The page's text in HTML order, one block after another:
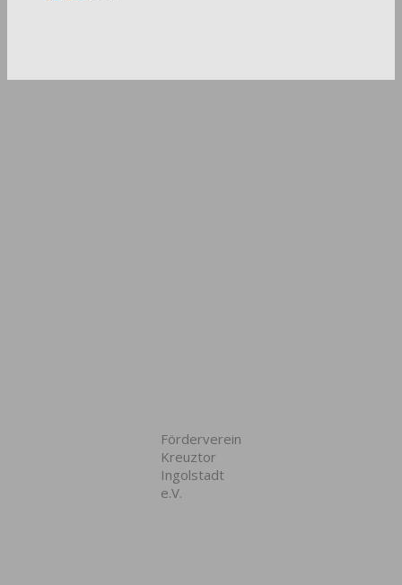
Förderverein
Kreuztor
Ingolstadt
e.V.